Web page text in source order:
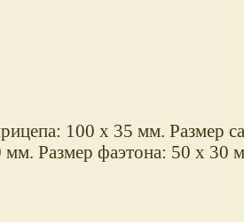
100 х 35 мм. Размер
мм. Размер фаэтона: 50 х 30